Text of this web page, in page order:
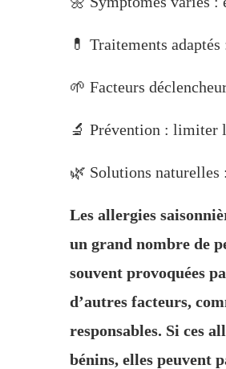
💊 Traitements
🌱 Facteurs
🔬 Prévention : limiter
🌿 Solutions naturelles
Les allergies
un grand nombre de
souvent provoquées
d’autres facteurs,
responsables. Si ces
bénins, elles peuvent